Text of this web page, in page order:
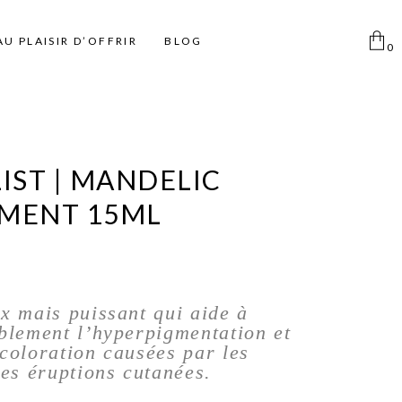
Femme
Homme
Enfant
Pinceaux
Pinceaux Individuels
Ki pinceaux
Miroirs
Disque coton
Taille Crayon
Trousse
Déodorants Spray
Déodorant Roll on et Stick
PLAISIR D’OFFRIR BLOG 0
| MANDELIC
15ML
mais puissant qui aide à
l’hyperpigmentation et
causées par les
éruptions cutanées.